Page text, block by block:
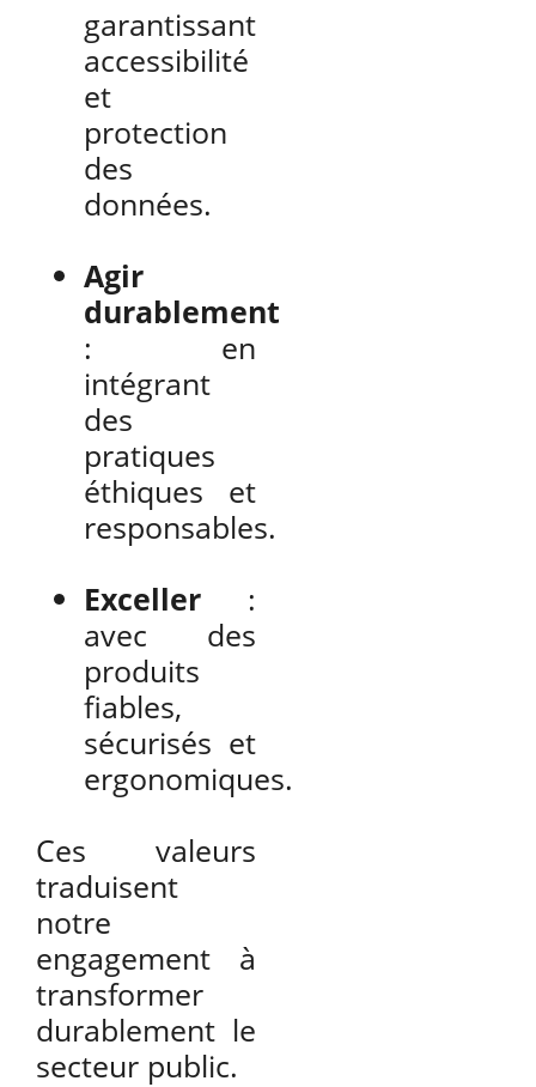
garantissant
accessibilité
et
protection
des
données.
Agir
durablement
: en
intégrant
des
pratiques
éthiques et
responsables.
Exceller :
avec des
produits
fiables,
sécurisés et
ergonomiques.
Ces valeurs
traduisent
notre
engagement à
transformer
durablement le
secteur public.